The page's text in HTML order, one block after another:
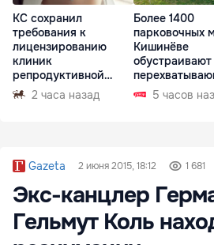
КС сохранил
требования к
лицензированию
клиник
репродуктивной
медицины
2 часа назад
Более 1400
парковочных
Кишинёве
обустраивают
парковок
5 часов
Gazeta 2 июня 2015, 18:12 1 681
Экс-канцлер
Гельмут Коль